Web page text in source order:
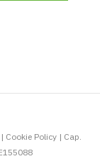
| Cookie Policy | Cap.